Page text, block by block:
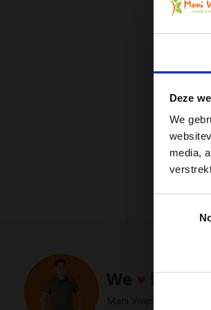
Deze
We
media,
We ♥ health
Mani Vivendi